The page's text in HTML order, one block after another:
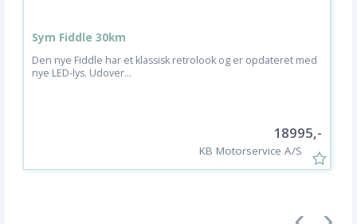
Sym Fiddle 30km
Den nye Fiddle har et klassisk retrolook og er opdateret med
nye LED-lys. Udover...
18995,-
KB Motorservice A/S